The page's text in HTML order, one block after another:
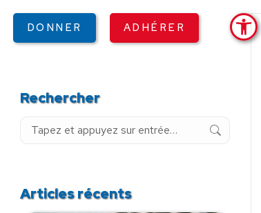
DONNER ADHÉRER
Rechercher
Recherche
Articles récents